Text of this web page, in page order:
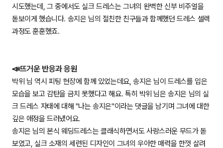
시도했는데, 그 중에서도 실크 드레스는 그녀의 완벽한 신부 비주얼을
돋보이게 했습니다. 송지은 님의 절친한 친구들과 함께했던 드레스 셀렉
과정도 훈훈했죠.
📣뜨거운 반응과 응원
박위 님 역시 피팅 현장에 함께 있었는데요, 송지은 님이 드레스를 입은
모습을 보고 감탄을 금치 못했다고 해요. 특히 박위 님은 송지은 님의 실
크 드레스 자태에 대해 "나는 송지은"이라는 댓글을 남기며 그녀에 대한
깊은 애정을 드러냈어요.
송지은 님의 본식 웨딩드레스는 클래식하면서도 사랑스러운 무드가 돋
보였고, 실크 소재의 세련된 디자인이 그녀의 우아한 매력을 한껏 살려